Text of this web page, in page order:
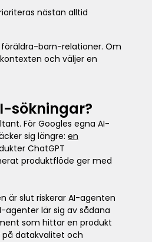
nästan alltid
barn-relationer. Om
och väljer en
sökningar?
För Googles egna AI-
sig längre: en
ChatGPT
produktflöde ger med
är slut riskerar AI-agenten
agenter lär sig av sådana
som hittar en produkt
på datakvalitet och